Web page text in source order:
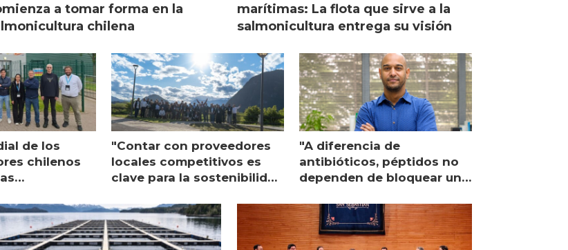
a tomar forma en la
chilena
marítimas: La flota que sirve a la
salmonicultura entrega su visión
de los
chilenos
"Contar con proveedores
locales competitivos es
clave para la sostenibilidad
"A diferencia de
antibióticos, péptidos no
dependen de bloquear una